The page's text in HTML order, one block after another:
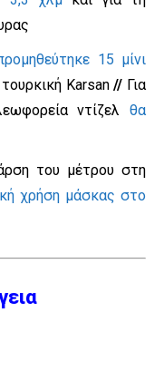
15 μίνι
Karsan// Για
ντίζελ θα
του μέτρου στη
χρήση μάσκας στο